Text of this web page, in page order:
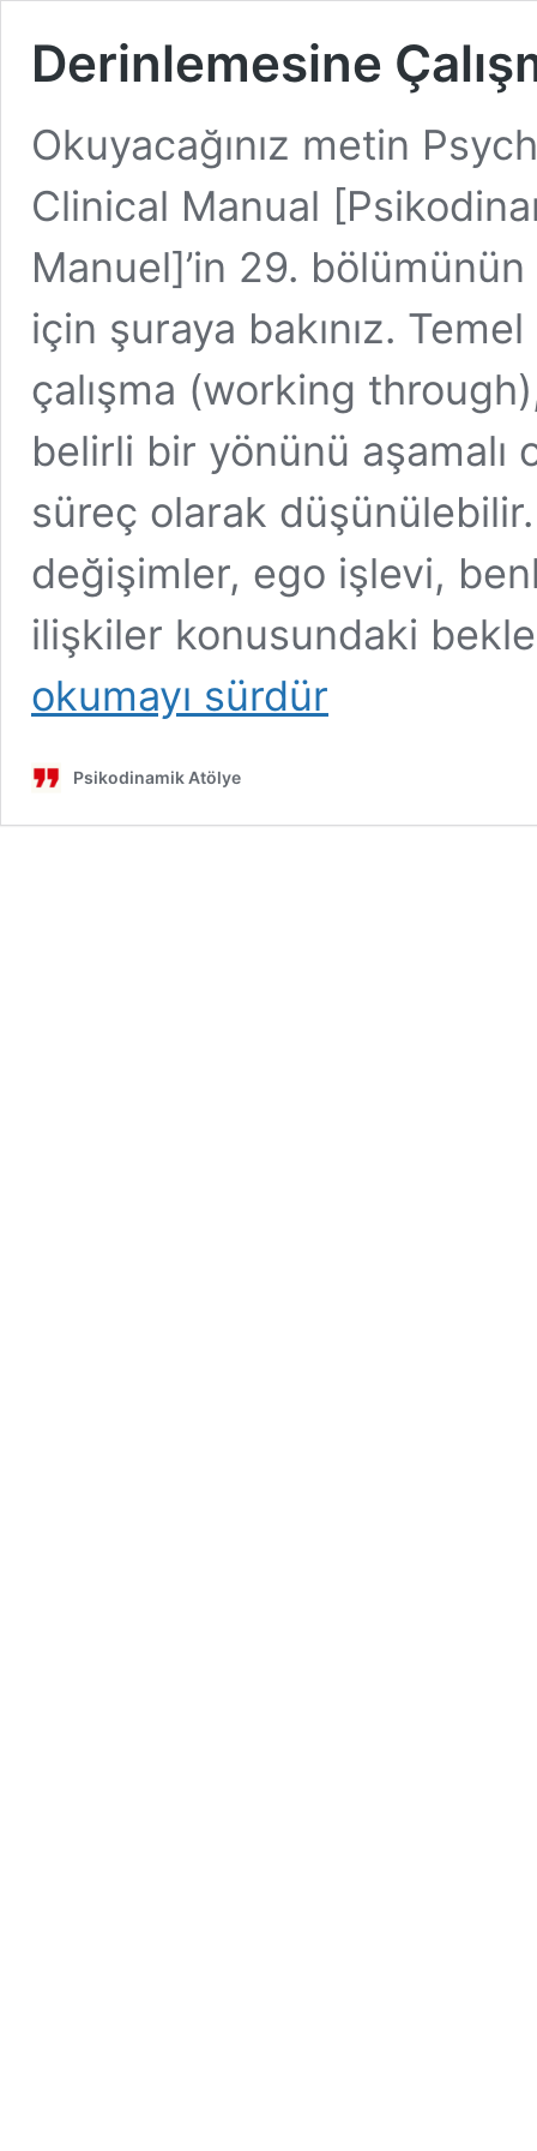
Derinlemesine
Okuyacağınız metin
Clinical Manual
Manuel]’in 29.
için şuraya bakınız.
çalışma (working
belirli bir yönünü
süreç olarak
değişimler, ego işlevi,
ilişkiler konusundaki
okumayı sürdür
Psikodinamik Atölye